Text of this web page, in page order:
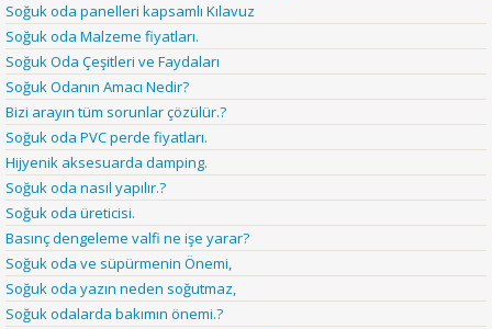
Soğuk oda panelleri kapsamlı Kılavuz
Soğuk oda Malzeme fiyatları.
Soğuk Oda Çeşitleri ve Faydaları
Soğuk Odanın Amacı Nedir?
Bizi arayın tüm sorunlar çözülür.?
Soğuk oda PVC perde fiyatları.
Hijyenik aksesuarda damping.
Soğuk oda nasıl yapılır.?
Soğuk oda üreticisi.
Basınç dengeleme valfi ne işe yarar?
Soğuk oda ve süpürmenin Önemi,
Soğuk oda yazın neden soğutmaz,
Soğuk odalarda bakımın önemi.?